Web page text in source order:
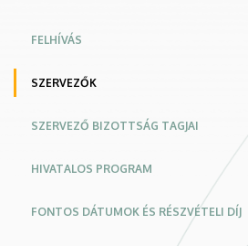
Menedzsment”
Nemzetközi
tudományos
FELHÍVÁS
SZERVEZŐK
SZERVEZŐ BIZOTTSÁG TAGJAI
HIVATALOS PROGRAM
FONTOS DÁTUMOK ÉS RÉSZVÉTELI DÍJ